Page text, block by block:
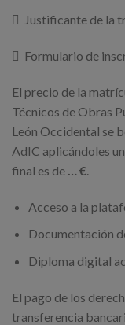
 Justificante de la
 Formulario de
El precio de la
Técnicos de Obras
León Occidental se
AdIC aplicándoles
final es de … €.
Acceso a la
Documentación
Diploma digital
El pago de los
transferencia